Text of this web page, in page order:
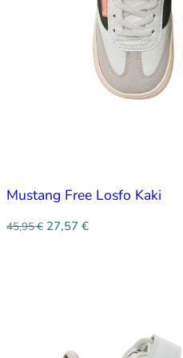
Mustang Free Losfo Kaki
45,95€ 27,57 €